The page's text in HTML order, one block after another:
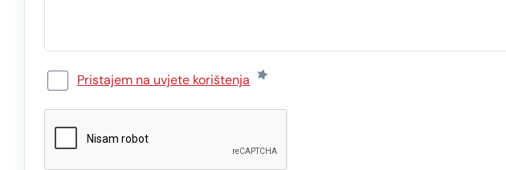
Pristajem na uvjete korištenja